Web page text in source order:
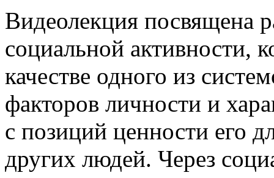
Видеолекция посвящена
социальной активности,
качестве одного из
факторов личности и
с позиций ценности его
других людей. Через